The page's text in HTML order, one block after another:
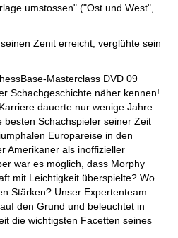
umstossen" ("Ost und West",
Zenit erreicht, verglühte sein
Masterclass DVD 09
Schachgeschichte näher kennen!
dauerte nur wenige Jahre
Schachspieler seiner Zeit
Europareise in den
Amerikaner als inoffizieller
war es möglich, dass Morphy
mit Leichtigkeit überspielte? Wo
Stärken? Unser Expertenteam
den Grund und beleuchtet in
die wichtigsten Facetten seines